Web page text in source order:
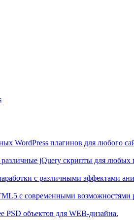
WordPress плагинов для любого
различные jQuery скрипты для любых
с различными эффектами
с современными возможностями
PSD объектов для WEB-дизайна.